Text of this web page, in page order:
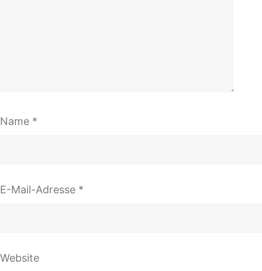
Name *
E-Mail-Adresse *
Website